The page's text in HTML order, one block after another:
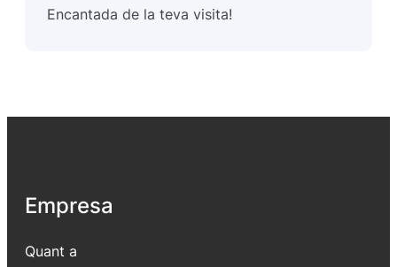
Encantada de la teva visita!
Empresa
Quant a